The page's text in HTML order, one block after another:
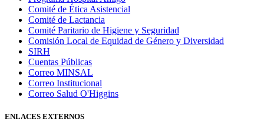
Comité de Ética Asistencial
Comité de Lactancia
Comité Paritario de Higiene y Seguridad
Comisión Local de Equidad de Género y Diversidad
SIRH
Cuentas Públicas
Correo MINSAL
Correo Institucional
Correo Salud O'Higgins
ENLACES EXTERNOS